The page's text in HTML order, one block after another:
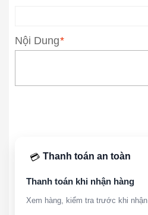
*
Nội Dung
💳 Thanh toán an toàn
Thanh toán khi nhận hàng
Xem hàng, kiểm tra trước khi nhận